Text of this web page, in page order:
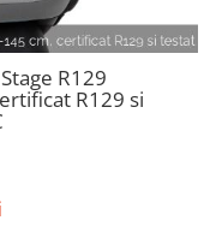
R129
R129 si